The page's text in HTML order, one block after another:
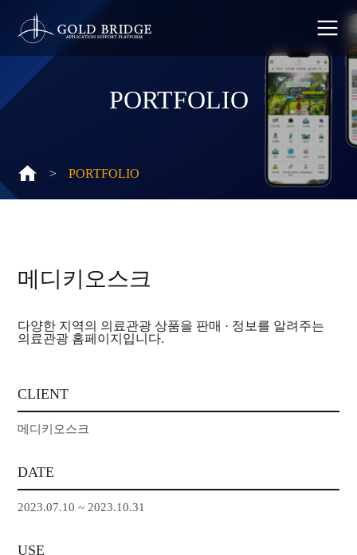
PORTFOLIO
> PORTFOLIO
메디키오스크
다양한 지역의 의료관광 상품을 판매 · 정보를 알려주는
의료관광 홈페이지입니다.
CLIENT
메디키오스크
DATE
2023.07.10 ~ 2023.10.31
USE